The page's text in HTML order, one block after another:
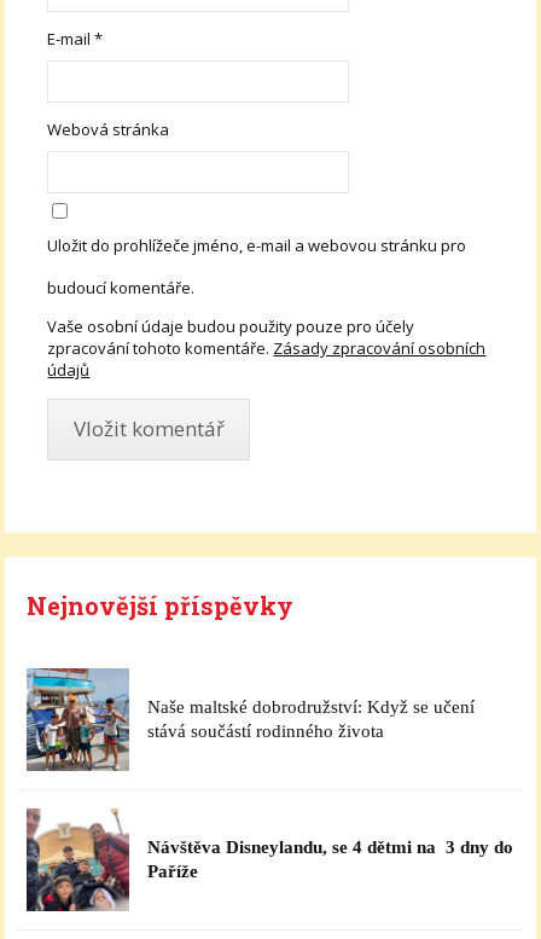
E-mail*
Webová stránka
Uložit do prohlížeče jméno, e-mail a webovou stránku pro
budoucí komentáře.
Vaše osobní údaje budou použity pouze pro účely
zpracování tohoto komentáře. Zásady zpracování osobních
údajů
Nejnovější příspěvky
Naše maltské dobrodružství: Když se učení
stává součástí rodinného života
Návštěva Disneylandu, se 4 dětmi na 3 dny do
Paříže